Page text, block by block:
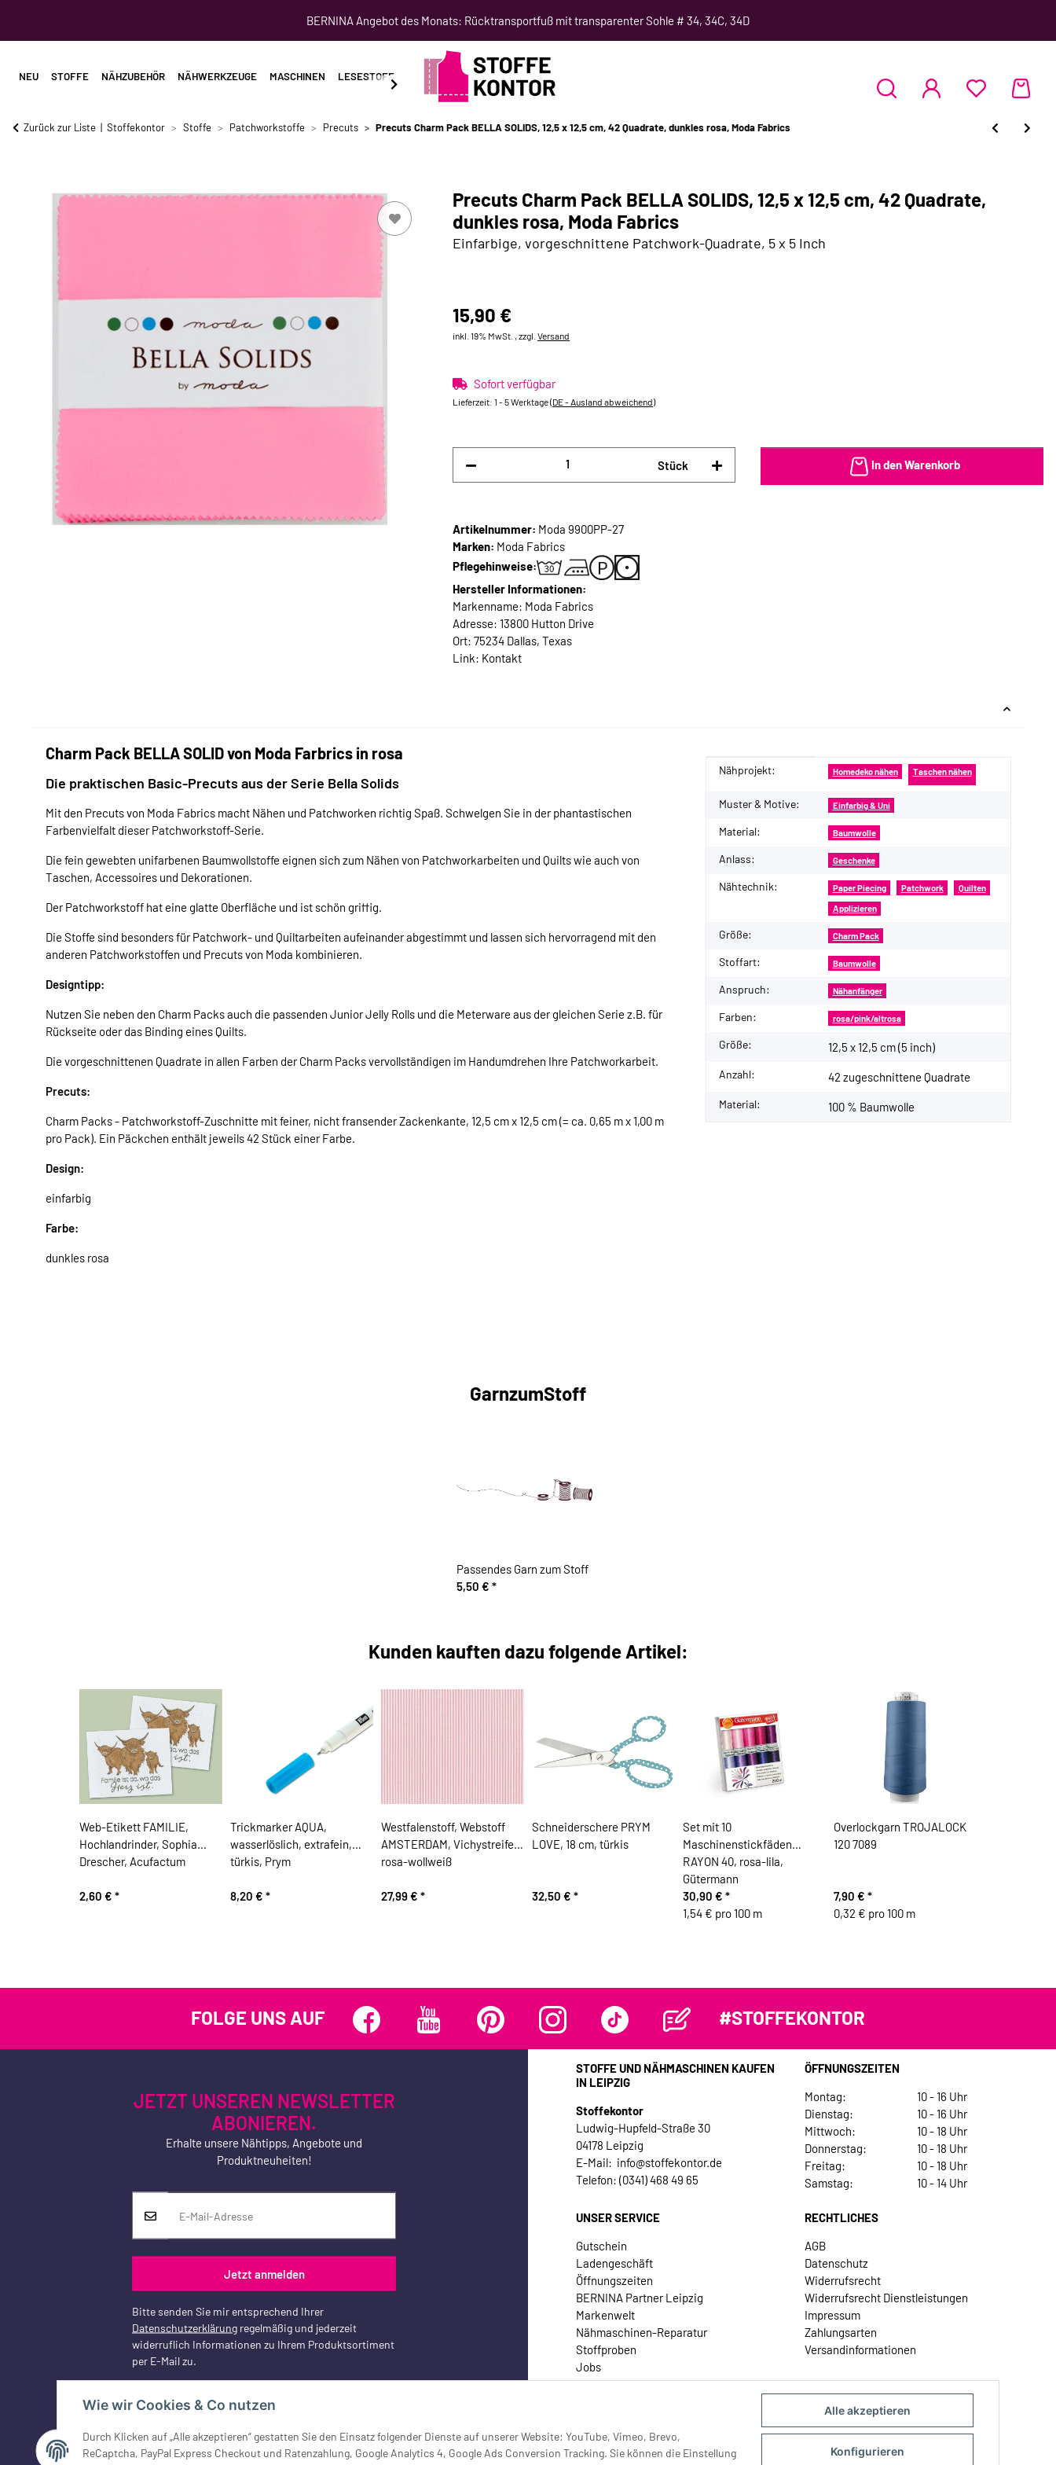
Alle akzeptieren
Konfigurieren
Wie wir Cookies & Co nutzen
Durch Klicken auf „Alle akzeptieren“ gestatten Sie den Einsatz folgender Dienste auf unserer Website: YouTube, Vimeo, Brevo,
ReCaptcha, PayPal Express Checkout und Ratenzahlung, Google Analytics 4, Google Ads Conversion Tracking. Sie können die Einstellung
BERNINA Angebot des Monats: Rücktransportfuß mit transparenter Sohle # 34, 34C, 34D
NEU STOFFE NÄHZUBEHÖR NÄHWERKZEUGE MASCHINEN LESESTOFF SCHNITTMUSTER NÄHKURSE
Zurück zur Liste Stoffekontor Stoffe Patchworkstoffe Precuts Precuts Charm Pack BELLA SOLIDS, 12,5 x 12,5 cm, 42 Quadrate, dunkles rosa, Moda Fabrics
Precuts Charm Pack BELLA SOLIDS, 12,5 x 12,5 cm, 42 Quadrate,
dunkles rosa, Moda Fabrics
Einfarbige, vorgeschnittene Patchwork-Quadrate, 5 x 5 Inch
15,90 €
inkl. 19% MwSt. , zzgl. Versand
Sofort verfügbar
Lieferzeit: 1 - 5 Werktage(DE - Ausland abweichend)
Stück In den Warenkorb
Artikelnummer: Moda 9900PP-27
Marken: Moda Fabrics
Pflegehinweise:
Hersteller Informationen:
Markenname: Moda Fabrics
Adresse: 13800 Hutton Drive
Ort: 75234 Dallas, Texas
Link: Kontakt
Charm Pack BELLA SOLID von Moda Farbrics in rosa
Die praktischen Basic-Precuts aus der Serie Bella Solids
Mit den Precuts von Moda Fabrics macht Nähen und Patchworken richtig Spaß. Schwelgen Sie in der phantastischen
Farbenvielfalt dieser Patchworkstoff-Serie.
Die fein gewebten unifarbenen Baumwollstoffe eignen sich zum Nähen von Patchworkarbeiten und Quilts wie auch von
Taschen, Accessoires und Dekorationen.
Der Patchworkstoff hat eine glatte Oberfläche und ist schön griffig.
Die Stoffe sind besonders für Patchwork- und Quiltarbeiten aufeinander abgestimmt und lassen sich hervorragend mit den
anderen Patchworkstoffen und Precuts von Moda kombinieren.
Designtipp:
Nutzen Sie neben den Charm Packs auch die passenden Junior Jelly Rolls und die Meterware aus der gleichen Serie z.B. für
Rückseite oder das Binding eines Quilts.
Die vorgeschnittenen Quadrate in allen Farben der Charm Packs vervollständigen im Handumdrehen Ihre Patchworkarbeit.
Precuts:
Charm Packs - Patchworkstoff-Zuschnitte mit feiner, nicht fransender Zackenkante, 12,5 cm x 12,5 cm (= ca. 0,65 m x 1,00 m
pro Pack). Ein Päckchen enthält jeweils 42 Stück einer Farbe.
Design:
einfarbig
Farbe:
dunkles rosa
Produkteigenschaft
Wert
Nähprojekt: Homedeko nähen Taschen nähen
Muster & Motive: Einfarbig & Uni
Material: Baumwolle
Anlass: Geschenke
Nähtechnik: Paper Piecing Patchwork Quilten
Applizieren
Größe: Charm Pack
Stoffart: Baumwolle
Anspruch: Nähanfänger
Farben: rosa/pink/altrosa
Größe: 12,5 x 12,5 cm (5 inch)
Anzahl: 42 zugeschnittene Quadrate
Material: 100 % Baumwolle
GarnzumStoff
Passendes Garn zum Stoff
5,50 € *
Kunden kauften dazu folgende Artikel:
Web-Etikett FAMILIE,
Hochlandrinder, Sophia
Drescher, Acufactum
2,60 € *
Trickmarker AQUA,
wasserlöslich, extrafein,
türkis, Prym
8,20 € *
Westfalenstoff, Webstoff
AMSTERDAM, Vichystreifen,
rosa-wollweiß
27,99 € *
Schneiderschere PRYM
LOVE, 18 cm, türkis
32,50 € *
Set mit 10
Maschinenstickfäden
RAYON 40, rosa-lila,
Gütermann
30,90 € *
1,54 € pro 100 m
Overlockgarn TROJALOCK
120 7089
7,90 € *
0,32 € pro 100 m
FOLGE UNS AUF #STOFFEKONTOR
JETZT UNSEREN NEWSLETTER
ABONIEREN.
Erhalte unsere Nähtipps, Angebote und
Produktneuheiten!
Jetzt anmelden
Bitte senden Sie mir entsprechend Ihrer
Datenschutzerklärung regelmäßig und jederzeit
widerruflich Informationen zu Ihrem Produktsortiment
per E-Mail zu.
Vertrag widerrufen
STOFFE UND NÄHMASCHINEN KAUFEN
IN LEIPZIG
Stoffekontor
Ludwig-Hupfeld-Straße 30
04178 Leipzig
E-Mail: info@stoffekontor.de
Telefon: (0341) 468 49 65
ÖFFNUNGSZEITEN
Montag:
10 - 16 Uhr
Dienstag:
10 - 16 Uhr
Mittwoch:
10 - 18 Uhr
Donnerstag:
10 - 18 Uhr
Freitag:
10 - 18 Uhr
Samstag:
10 - 14 Uhr
UNSER SERVICE
Gutschein
Ladengeschäft
Öffnungszeiten
BERNINA Partner Leipzig
Markenwelt
Nähmaschinen-Reparatur
Stoffproben
Jobs
Kontakt
RECHTLICHES
AGB
Datenschutz
Widerrufsrecht
Widerrufsrecht Dienstleistungen
Impressum
Zahlungsarten
Versandinformationen